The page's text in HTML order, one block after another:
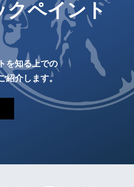
クペイント
を知る上での
紹介します。